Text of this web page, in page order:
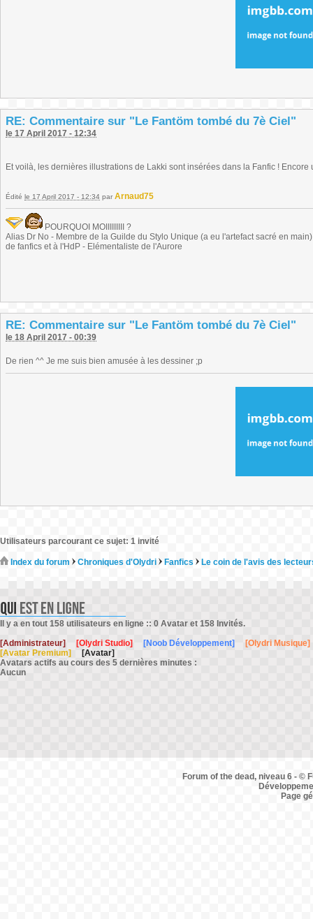
RE: Commentaire sur "Le Fantöm tombé du 7è Ciel"
le 17 April 2017 - 12:34
Et voilà, les dernières illustrations de Lakki sont insérées dans la Fanfic ! Encore
Édité le 17 April 2017 - 12:34 par Arnaud75
POURQUOI MOIIIIIIIII ?
Alias Dr No - Membre de la Guilde du Stylo Unique (a eu l'artefact sacré en
de fanfics et à l'HdP - Elémentaliste de l'Aurore
RE: Commentaire sur "Le Fantöm tombé du 7è Ciel"
le 18 April 2017 - 00:39
De rien ^^ Je me suis bien amusée à les dessiner ;p
Utilisateurs parcourant ce sujet: 1 invité
Index du forum Chroniques d'Olydri Fanfics Le coin de l'avis des
Il y a en tout 158 utilisateurs en ligne :: 0 Avatar et 158 Invités.
[Administrateur]
[Olydri Studio] [Noob Développement]
[Olydri Musique]
[Avatar Premium]
[Avatar]
Avatars actifs au cours des 5 dernières minutes :
Aucun
Forum of the dead, niveau 6 - ©
Page